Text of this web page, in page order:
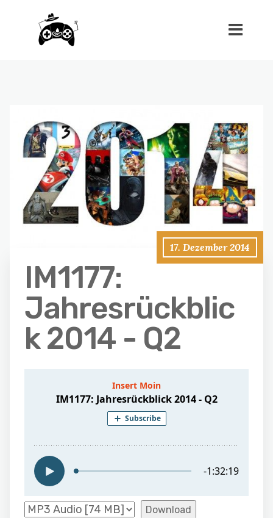
17. Dezember 2014
IM1177:
Jahresrückblic
k 2014 - Q2
Download